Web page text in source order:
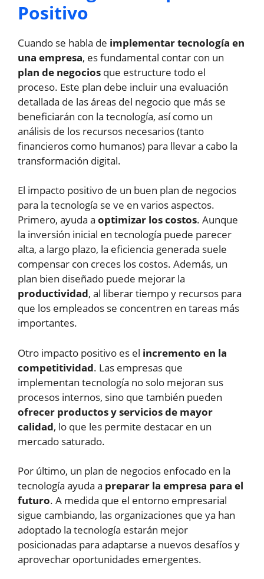
Positivo
Cuando se habla de implementar tecnología en
una empresa, es fundamental contar con un
plan de negocios que estructure todo el
proceso. Este plan debe incluir una evaluación
detallada de las áreas del negocio que más se
beneficiarán con la tecnología, así como un
análisis de los recursos necesarios (tanto
financieros como humanos) para llevar a cabo la
transformación digital.
El impacto positivo de un buen plan de negocios
para la tecnología se ve en varios aspectos.
Primero, ayuda a optimizar los costos. Aunque
la inversión inicial en tecnología puede parecer
alta, a largo plazo, la eficiencia generada suele
compensar con creces los costos. Además, un
plan bien diseñado puede mejorar la
productividad, al liberar tiempo y recursos para
que los empleados se concentren en tareas más
importantes.
Otro impacto positivo es el incremento en la
competitividad. Las empresas que
implementan tecnología no solo mejoran sus
procesos internos, sino que también pueden
ofrecer productos y servicios de mayor
calidad, lo que les permite destacar en un
mercado saturado.
Por último, un plan de negocios enfocado en la
tecnología ayuda a preparar la empresa para el
futuro. A medida que el entorno empresarial
sigue cambiando, las organizaciones que ya han
adoptado la tecnología estarán mejor
posicionadas para adaptarse a nuevos desafíos y
aprovechar oportunidades emergentes.